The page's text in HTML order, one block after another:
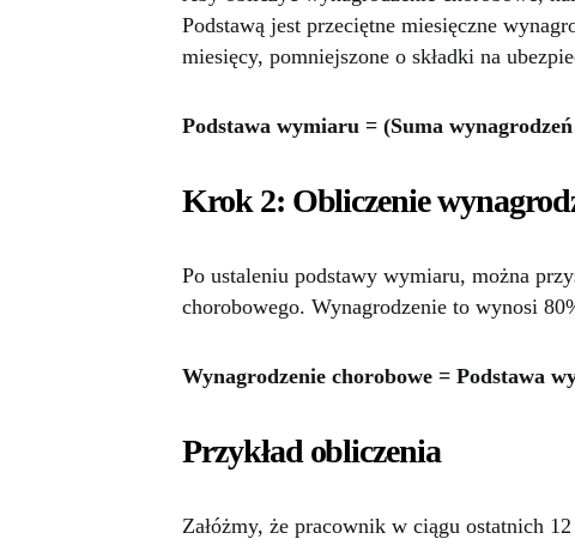
Podstawą jest przeciętne miesięczne
miesięcy, pomniejszone o składki na
Podstawa wymiaru = (Suma
Krok 2: Obliczenie
Po ustaleniu podstawy wymiaru, można
chorobowego. Wynagrodzenie to wynosi
Wynagrodzenie chorobowe = Podstawa
Przykład obliczenia
Załóżmy, że pracownik w ciągu ostatnich